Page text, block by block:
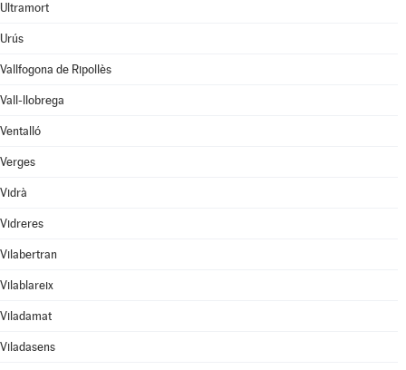
Ultramort
Urús
Vallfogona de Ripollès
Vall-llobrega
Ventalló
Verges
Vidrà
Vidreres
Vilabertran
Vilablareix
Viladamat
Viladasens